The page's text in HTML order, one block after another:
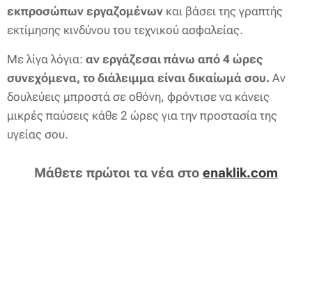
εκπροσώπων εργαζομένων και βάσει της γραπτής
εκτίμησης κινδύνου του τεχνικού ασφαλείας.
Με λίγα λόγια: αν εργάζεσαι πάνω από 4 ώρες
συνεχόμενα, το διάλειμμα είναι δικαίωμά σου. Αν
δουλεύεις μπροστά σε οθόνη, φρόντισε να κάνεις
μικρές παύσεις κάθε 2 ώρες για την προστασία της
υγείας σου.
Μάθετε πρώτοι τα νέα στο enaklik.com